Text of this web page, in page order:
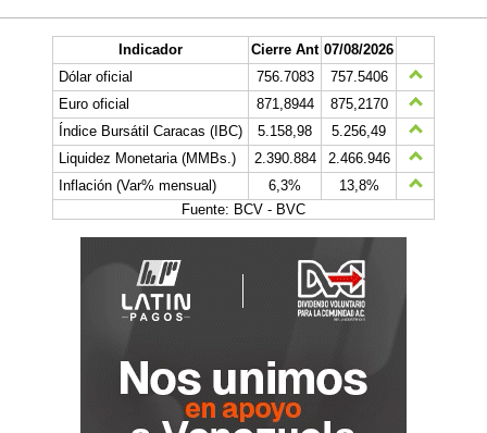
Indicador Cierre Ant 07/08/2026
Dólar oficial
756.7083
757.5406
Euro oficial
871,8944
875,2170
Índice Bursátil Caracas (IBC)
5.158,98
5.256,49
Liquidez Monetaria (MMBs.)
2.390.884
2.466.946
Inflación (Var% mensual)
6,3%
13,8%
Fuente: BCV - BVC